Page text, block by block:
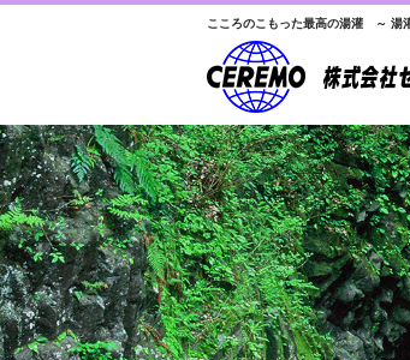
こころのこもった最高の湯灌 ～ 湯